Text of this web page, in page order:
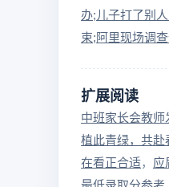
办;儿子打了别
束;阿里现场调
扩展阅读
中班家长会教
植此青绿，共赴
在看正合适
应